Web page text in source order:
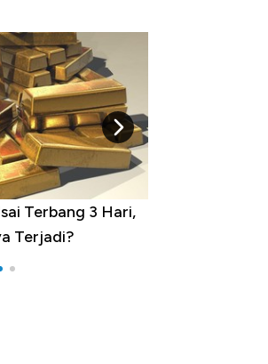
Terbang 3 Hari,
Terjadi?